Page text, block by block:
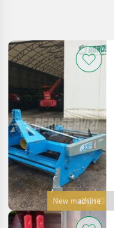
Category
CURRENT
PATH
Agriculture
technology
Potato
Technology
SELECT
CATEGORY
Reset
4
results
New machine